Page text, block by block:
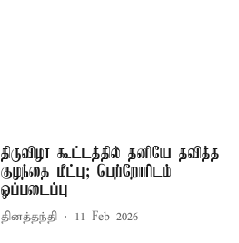
திருவிழா கூட்டத்தில் தனியே தவித்த
குழந்தை மீட்பு; பெற்றோரிடம்
ஒப்படைப்பு
தினத்தந்தி 11 Feb 2026